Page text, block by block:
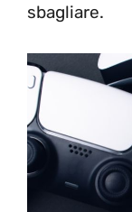
sbagliare.